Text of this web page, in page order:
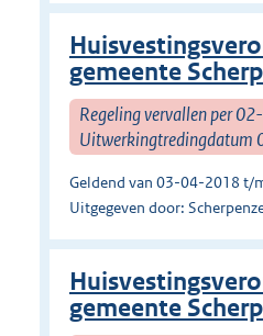
gemeente
Regeling vervallen per
Geldend van 03-04-2018 t/
Uitgegeven door:
gemeente